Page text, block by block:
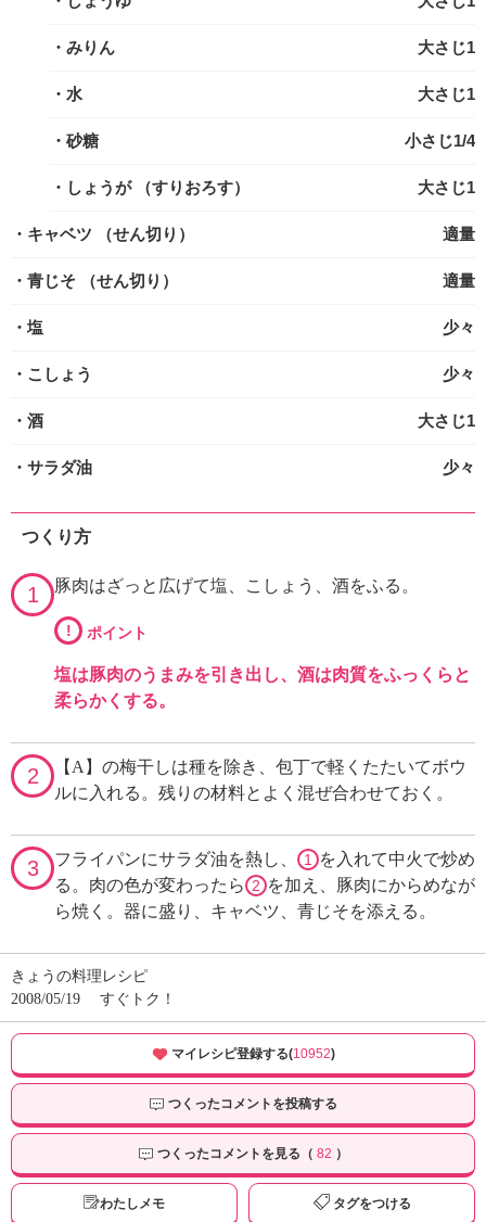
・みりん 大さじ1
・水 大さじ1
・砂糖 小さじ1/4
・しょうが （すりおろす） 大さじ1
・キャベツ （せん切り） 適量
・青じそ （せん切り） 適量
・塩 少々
・こしょう 少々
・酒 大さじ1
・サラダ油 少々
つくり方
1 豚肉はざっと広げて塩、こしょう、酒をふる。
! ポイント
塩は豚肉のうまみを引き出し、酒は肉質をふっくらと
柔らかくする。
2
【A】の梅干しは種を除き、包丁で軽くたたいてボウ
ルに入れる。残りの材料とよく混ぜ合わせておく。
3 フライパンにサラダ油を熱し、 1 を入れて中火で炒め
る。肉の色が変わったら 2 を加え、豚肉にからめなが
ら焼く。器に盛り、キャベツ、青じそを添える。
きょうの料理レシピ
2008/05/19
すぐトク！
マイレシピ登録する(10952)
つくったコメントを投稿する
つくったコメントを見る（ 82 ）
わたしメモ タグをつける